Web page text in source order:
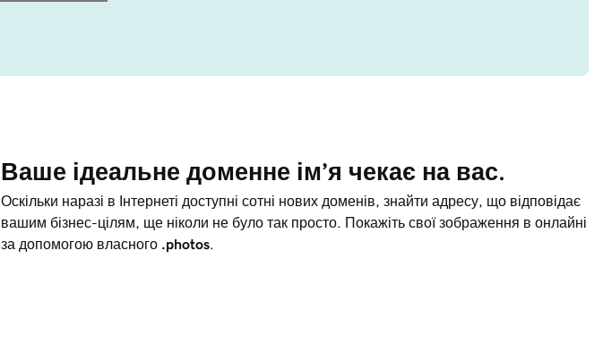
Ваше ідеальне доменне ім’я чекає на вас.
Оскільки наразі в Інтернеті доступні сотні нових доменів, знайти адресу, що відповідає
вашим бізнес-цілям, ще ніколи не було так просто. Покажіть свої зображення в онлайні
за допомогою власного .photos